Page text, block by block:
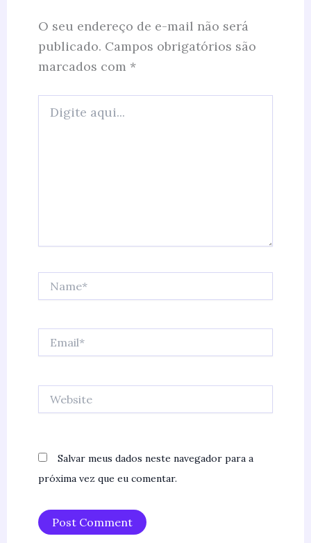
O seu endereço de e-mail não será
publicado. Campos obrigatórios são
marcados com *
aqui...
Salvar meus dados neste navegador para a
próxima vez que eu comentar.